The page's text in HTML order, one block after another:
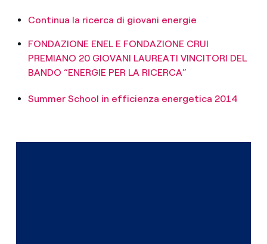
Continua la ricerca di giovani energie
FONDAZIONE ENEL E FONDAZIONE CRUI
PREMIANO 20 GIOVANI LAUREATI VINCITORI DEL
BANDO “ENERGIE PER LA RICERCA”
Summer School in efficienza energetica 2014